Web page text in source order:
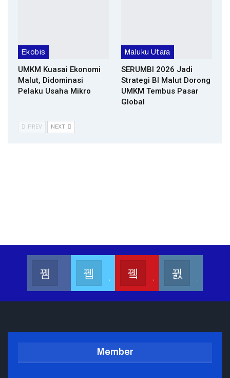
Ekobis
UMKM Kuasai Ekonomi
Malut, Didominasi
Pelaku Usaha Mikro
Maluku Utara
SERUMBI 2026 Jadi
Strategi BI Malut Dorong
UMKM Tembus Pasar
Global
PREV NEXT
Member